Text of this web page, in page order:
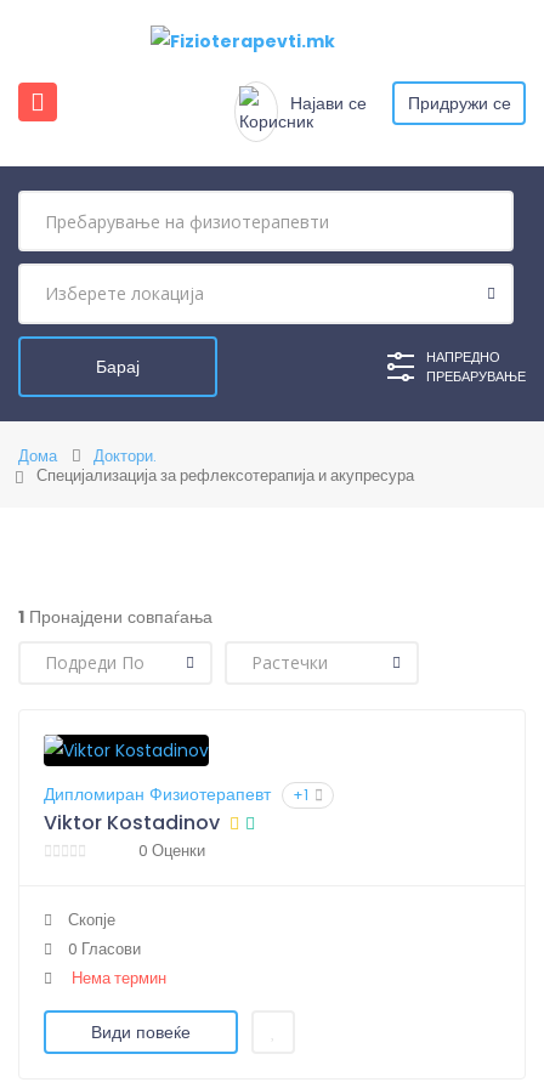
Најави се Придружи се
НАПРЕДНО
ПРЕБАРУВАЊЕ
Дома
Доктори.
Специјализација за рефлексотерапија и акупресура
1 Пронајдени совпаѓања
Дипломиран Физиотерапевт +1
Viktor Kostadinov
0 Оценки
Скопје
0 Гласови
Нема термин
Види повеќе